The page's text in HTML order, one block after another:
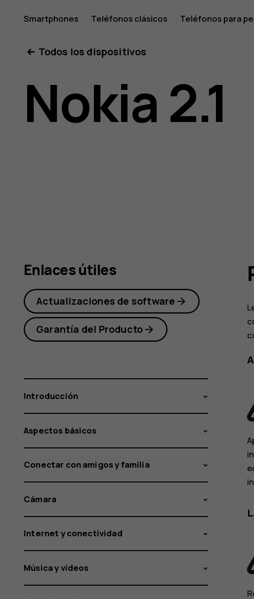
Guía
del
usuario
2.1
Smartphones Teléfonos clásicos Teléfonos para
Todos los dispositivos
Nokia 2.1
Enlaces útiles
Actualizaciones de software
Garantía del Producto
Introducción
Aspectos básicos
Conectar con amigos y familia
Cámara
Internet y conectividad
Música y vídeos